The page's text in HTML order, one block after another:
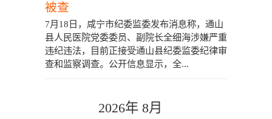
被查
7月18日，咸宁市纪委监委发布消息称，通山
县人民医院党委委员、副院长全细海涉嫌严重
违纪违法，目前正接受通山县纪委监委纪律审
查和监察调查。公开信息显示，全...
2026年 8月